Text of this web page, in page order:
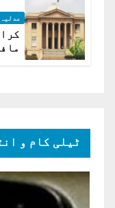
عدلیہ
ٹیلی کام و